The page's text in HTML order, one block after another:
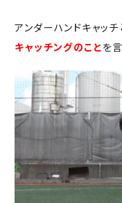
アンダーハンドキャッチ
キャッチングのことを